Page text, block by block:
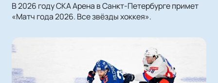
В 2026 году СКА Арена в Санкт-Петербурге примет
«Матч года 2026. Все звёзды хоккея».